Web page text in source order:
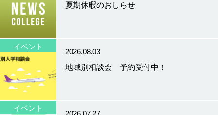
夏期休暇のおしらせ
イベント
2026.08.03
地域別相談会 予約受付中！
イベント